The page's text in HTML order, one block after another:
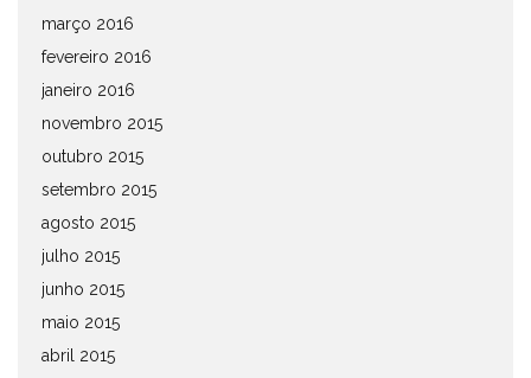
março 2016
fevereiro 2016
janeiro 2016
novembro 2015
outubro 2015
setembro 2015
agosto 2015
julho 2015
junho 2015
maio 2015
abril 2015